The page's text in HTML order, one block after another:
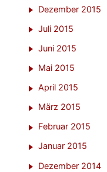
Dezember 2015
Juli 2015
Juni 2015
Mai 2015
April 2015
März 2015
Februar 2015
Januar 2015
Dezember 2014